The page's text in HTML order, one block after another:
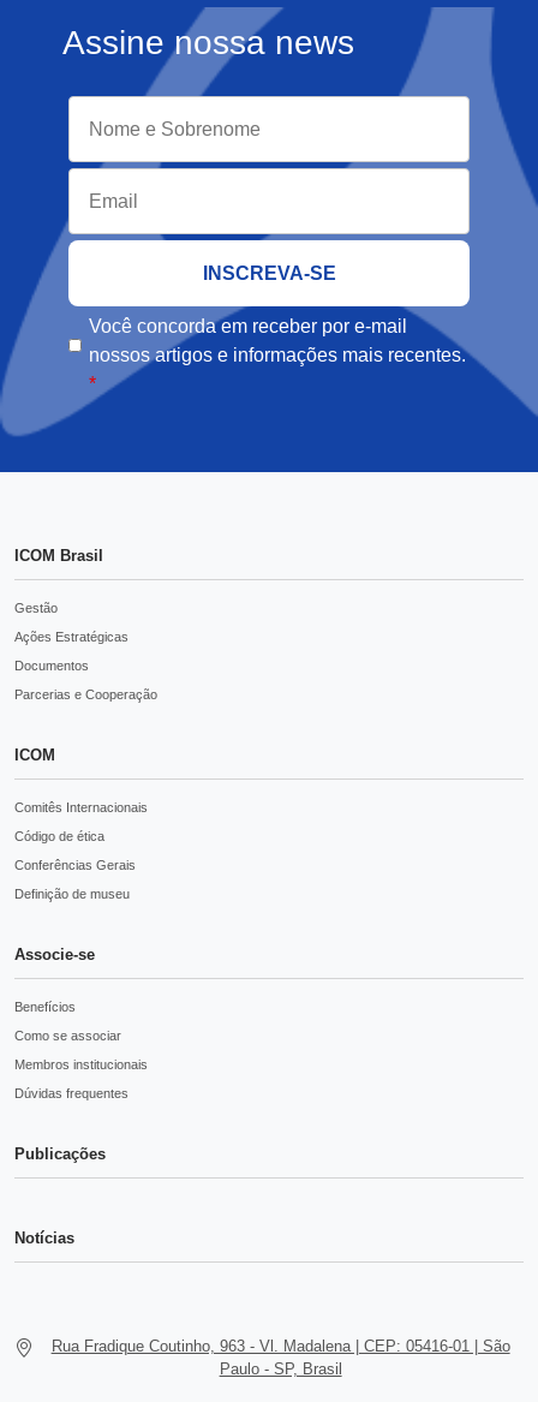
Assine nossa news
Você concorda em receber por e-mail
nossos artigos e informações mais recentes.
*
ICOM Brasil
Gestão
Ações Estratégicas
Documentos
Parcerias e Cooperação
ICOM
Comitês Internacionais
Código de ética
Conferências Gerais
Definição de museu
Associe-se
Benefícios
Como se associar
Membros institucionais
Dúvidas frequentes
Publicações
Notícias
Rua Fradique Coutinho, 963 - Vl. Madalena | CEP: 05416-01 | São
Paulo - SP, Brasil